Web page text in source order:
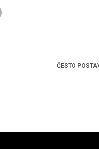
ČESTO